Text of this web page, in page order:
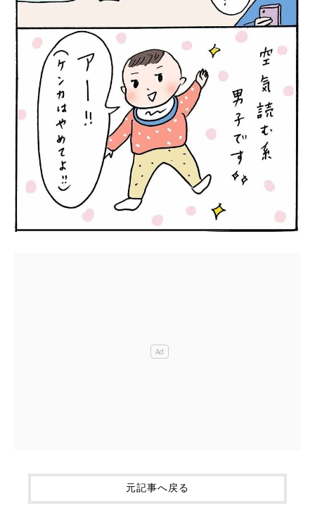
元記事へ戻る